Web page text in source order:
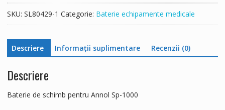
pentru
Sp-
1000
SKU: SL80429-1 Categorie: Baterie echipamente medicale
Descriere Informații suplimentare Recenzii (0)
Descriere
Baterie de schimb pentru Annol Sp-1000